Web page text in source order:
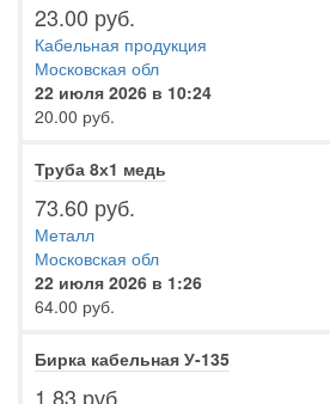
23.00 руб.
Кабельная продукция
Московская обл
22 июля 2026 в 10:24
20.00 руб.
Труба 8х1 медь
73.60 руб.
Металл
Московская обл
22 июля 2026 в 1:26
64.00 руб.
Бирка кабельная У-135
1.83 руб.